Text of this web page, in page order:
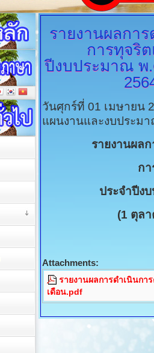
รายงานผลกา
การทุจริ
ปีงบประมาณ พ.
วันศุกร์ที่ 01 เมษายน
แผนงานและงบประม
รายงานผล
กา
ประจำปีง
(1 ตุล
Attachments:
รายงานผลการดำเนินกา
เดือน.pdf